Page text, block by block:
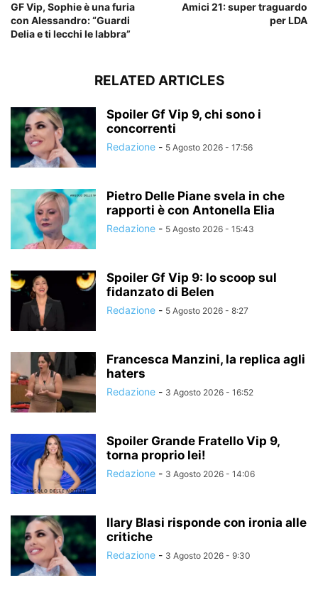
GF Vip, Sophie è una furia
con Alessandro: “Guardi
Delia e ti lecchi le labbra”
Amici 21: super traguardo
per LDA
RELATED ARTICLES
Spoiler Gf Vip 9, chi sono i
concorrenti
Redazione - 5 Agosto 2026 - 17:56
Pietro Delle Piane svela in che
rapporti è con Antonella Elia
Redazione - 5 Agosto 2026 - 15:43
Spoiler Gf Vip 9: lo scoop sul
fidanzato di Belen
Redazione - 5 Agosto 2026 - 8:27
Francesca Manzini, la replica agli
haters
Redazione - 3 Agosto 2026 - 16:52
Spoiler Grande Fratello Vip 9,
torna proprio lei!
Redazione - 3 Agosto 2026 - 14:06
Ilary Blasi risponde con ironia alle
critiche
Redazione - 3 Agosto 2026 - 9:30